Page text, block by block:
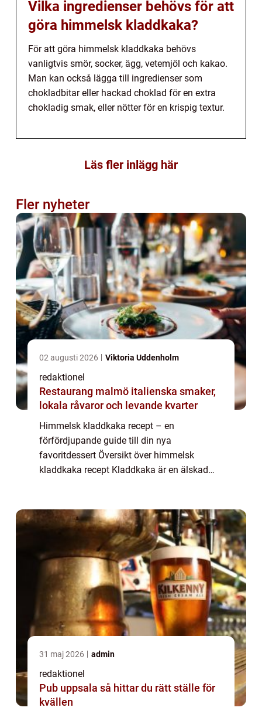
Vilka ingredienser behövs för att
göra himmelsk kladdkaka?
För att göra himmelsk kladdkaka behövs
vanligtvis smör, socker, ägg, vetemjöl och kakao.
Man kan också lägga till ingredienser som
chokladbitar eller hackad choklad för en extra
chokladig smak, eller nötter för en krispig textur.
Läs fler inlägg här
Fler nyheter
02 augusti 2026 Viktoria Uddenholm
redaktionel
Restaurang malmö italienska smaker,
lokala råvaror och levande kvarter
Himmelsk kladdkaka recept – en
förfördjupande guide till din nya
favoritdessert Översikt över himmelsk
kladdkaka recept Kladdkaka är en älskad
kladdkaka är en förfinad...
31 maj 2026 admin
redaktionel
Pub uppsala så hittar du rätt ställe för
kvällen